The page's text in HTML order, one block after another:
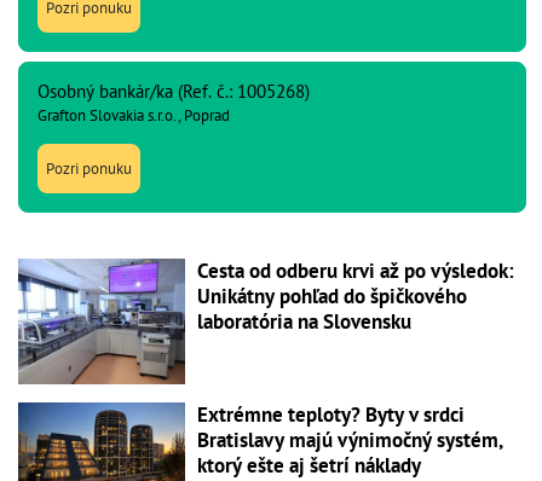
Pozri ponuku
Osobný bankár/ka (Ref. č.: 1005268)
Grafton Slovakia s.r.o., Poprad
Pozri ponuku
Cesta od odberu krvi až po výsledok:
Unikátny pohľad do špičkového
laboratória na Slovensku
Extrémne teploty? Byty v srdci
Bratislavy majú výnimočný systém,
ktorý ešte aj šetrí náklady